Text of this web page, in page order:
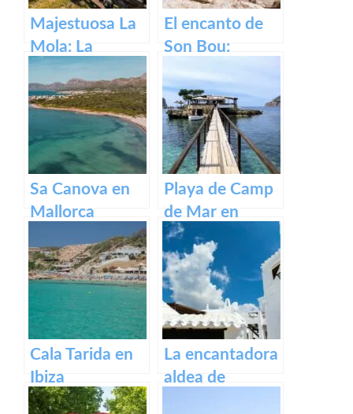
Majestuosa La
Mola: La
Fortaleza de
Menorca
El encanto de
Son Bou:
belleza de
Menorca
Sa Canova en
Mallorca
Playa de Camp
de Mar en
Mallorca
Cala Tarida en
Ibiza
La encantadora
aldea de